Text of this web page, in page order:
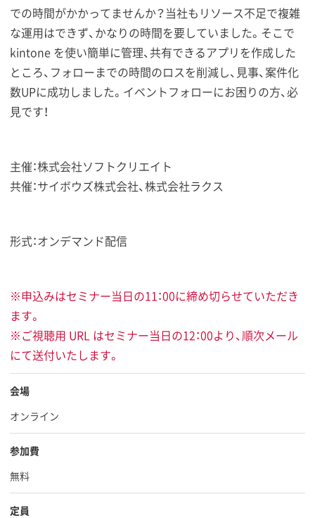
での時間がかかってませんか？当社もリソース不足で複雑
な運用はできず、かなりの時間を要していました。そこで
kintone を使い簡単に管理、共有できるアプリを作成した
ところ、フォローまでの時間のロスを削減し、見事、案件化
数UPに成功しました。イベントフォローにお困りの方、必
見です！
主催：株式会社ソフトクリエイト
共催：サイボウズ株式会社、株式会社ラクス
形式：オンデマンド配信
※申込みはセミナー当日の11：00に締め切らせていただき
ます。
※ご視聴用 URL はセミナー当日の12：00より、順次メール
にて送付いたします。
会場
オンライン
参加費
無料
定員